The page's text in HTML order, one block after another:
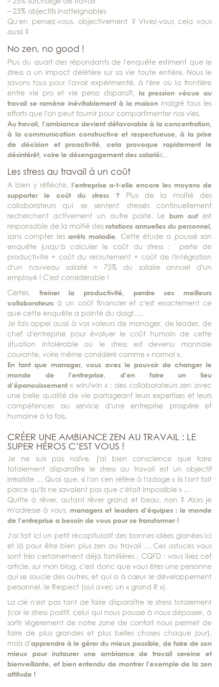
– 23% objectifs inatteignables
Qu’en pensez-vous, objectivement ? Vivez-vous cela vous
aussi ?
No zen, no good !
Plus du quart des répondants de l’enquête estiment que le
stress a un impact délétère sur sa vie toute entière. Nous le
savons tous pour l’avoir expérimenté, à l’ère où la frontière
entre vie pro et vie perso disparaît, la pression vécue au
travail se ramène inévitablement à la maison malgré tous les
efforts que l’on peut fournir pour compartimenter nos vies.
Au travail, l’ambiance devient défavorable à la concentration,
à la communication constructive et respectueuse, à la prise
de décision et proactivité, cela provoque rapidement le
désintérêt, voire le désengagement des salariés…
Les stress au travail à un coût
A bien y réfléchir, l’entreprise a-t-elle encore les moyens de
supporter le coût du stress ? Plus de la moitié des
collaborateurs qui se sentent stressés continuellement
recherchent activement un autre poste. Le burn out est
responsable de la moitié des rotations annuelles du personnel,
sans compter les arrêts maladie. Cette étude a poussé son
enquête jusqu’à calculer le coût du stress : perte de
productivité + coût du recrutement + coût de l’intégration
d’un nouveau salarié = 75% du salaire annuel d’un
employé ! C’est considérable !
Certes, freiner la productivité, perdre ses meilleurs
collaborateurs à un coût financier et c’est exactement ce
que cette enquête a pointé du doigt….
Je fais appel aussi à vos valeurs de manager, de leader, de
chef d’entreprise pour évaluer le coût humain de cette
situation intolérable où le stress est devenu monnaie
courante, voire même considéré comme « normal ».
En tant que manager, vous avez le pouvoir de changer le
monde de l’entreprise, d’en faire un lieu
d’épanouissement« win/win » : des collaborateurs zen avec
une belle qualité de vie partageant leurs expertises et leurs
compétences au service d’une entreprise prospère et
humaine à la fois.
CRÉER UNE AMBIANCE ZEN AU TRAVAIL : LE
SUPER HÉROS C’EST VOUS !
Je ne suis pas naïve, j’ai bien conscience que faire
totalement disparaître le stress au travail est un objectif
irréaliste … Quoi que, si l’on s’en réfère à l’adage « ils l’ont fait
parce qu’ils ne savaient pas que c’était impossible » …
Quitte à rêver, autant rêver grand et beau, non ? Alors je
m’adresse à vous, managers et leaders d’équipes : le monde
de l’entreprise a besoin de vous pour se transformer !
J’ai fait ici un petit récapitulatif des bonnes idées glanées ici
et là pour être bien plus zen au travail … Ces astuces vous
sont très certainement déjà familières ; CQFD : vous lisez cet
article, sur mon blog, c’est donc que vous êtes une personne
qui se soucie des autres, et qui a à cœur le développement
personnel, le Respect (oui avec un « grand R »).
La clé n’est pas tant de faire disparaître le stress totalement
(car le stress positif, celui qui nous pousse à nous dépasser, à
sortir légèrement de notre zone de confort nous permet de
faire de plus grandes et plus belles choses chaque jour),
mais d’apprendre à le gérer du mieux possible, de faire de son
mieux pour instaurer une ambiance de travail sereine et
bienveillante, et bien entendu de montrer l’exemple de la zen
attitude !